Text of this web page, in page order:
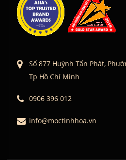
Số 877 Huỳnh Tấn Phát,
Tp Hồ Chí Minh
0906 396 012
info@moctinhhoa.vn